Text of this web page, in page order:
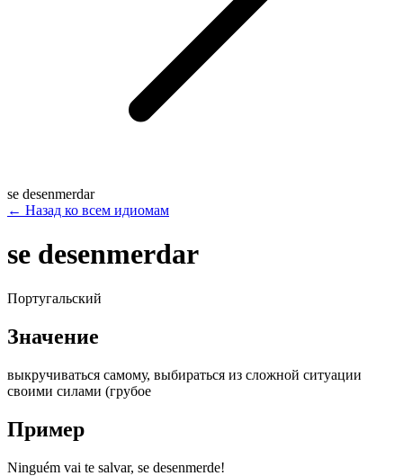
se desenmerdar
← Назад ко всем идиомам
se desenmerdar
Португальский
Значение
выкручиваться самому, выбираться из сложной ситуации
своими силами (грубое
Пример
Ninguém vai te salvar, se desenmerde!